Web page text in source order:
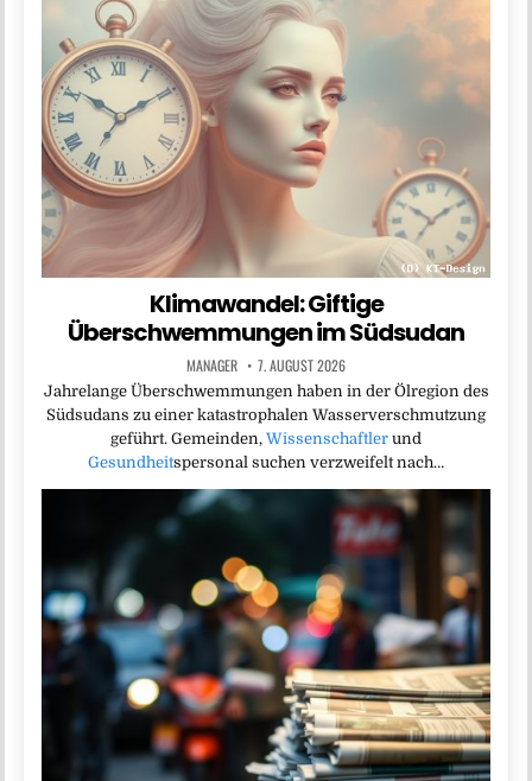
Klimawandel: Giftige
Überschwemmungen im Südsudan
MANAGER 7. AUGUST 2026
Jahrelange Überschwemmungen haben in der Ölregion des
Südsudans zu einer katastrophalen Wasserverschmutzung
geführt. Gemeinden, Wissenschaftler und
Gesundheitspersonal suchen verzweifelt nach…